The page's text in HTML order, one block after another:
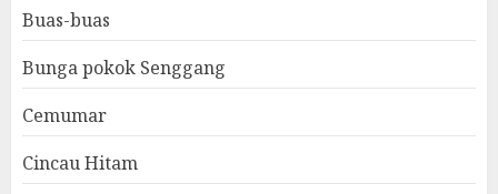
Buas-buas
Bunga pokok Senggang
Cemumar
Cincau Hitam